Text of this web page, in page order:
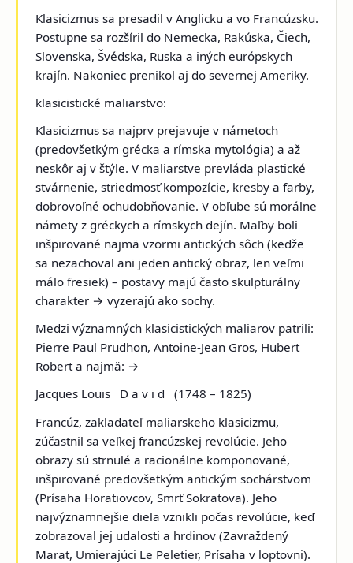
Klasicizmus sa presadil v Anglicku a vo Francúzsku.
Postupne sa rozšíril do Nemecka, Rakúska, Čiech,
Slovenska, Švédska, Ruska a iných európskych
krajín. Nakoniec prenikol aj do severnej Ameriky.
klasicistické maliarstvo:
Klasicizmus sa najprv prejavuje v námetoch
(predovšetkým grécka a rímska mytológia) a až
neskôr aj v štýle. V maliarstve prevláda plastické
stvárnenie, striedmosť kompozície, kresby a farby,
dobrovoľné ochudobňovanie. V obľube sú morálne
námety z gréckych a rímskych dejín. Maľby boli
inšpirované najmä vzormi antických sôch (kedže
sa nezachoval ani jeden antický obraz, len veľmi
málo fresiek) – postavy majú často skulpturálny
charakter → vyzerajú ako sochy.
Medzi významných klasicistických maliarov patrili:
Pierre Paul Prudhon, Antoine-Jean Gros, Hubert
Robert a najmä: →
Jacques Louis D a v i d (1748 – 1825)
Francúz, zakladateľ maliarskeho klasicizmu,
zúčastnil sa veľkej francúzskej revolúcie. Jeho
obrazy sú strnulé a racionálne komponované,
inšpirované predovšetkým antickým sochárstvom
(Prísaha Horatiovcov, Smrť Sokratova). Jeho
najvýznamnejšie diela vznikli počas revolúcie, keď
zobrazoval jej udalosti a hrdinov (Zavraždený
Marat, Umierajúci Le Peletier, Prísaha v loptovni).